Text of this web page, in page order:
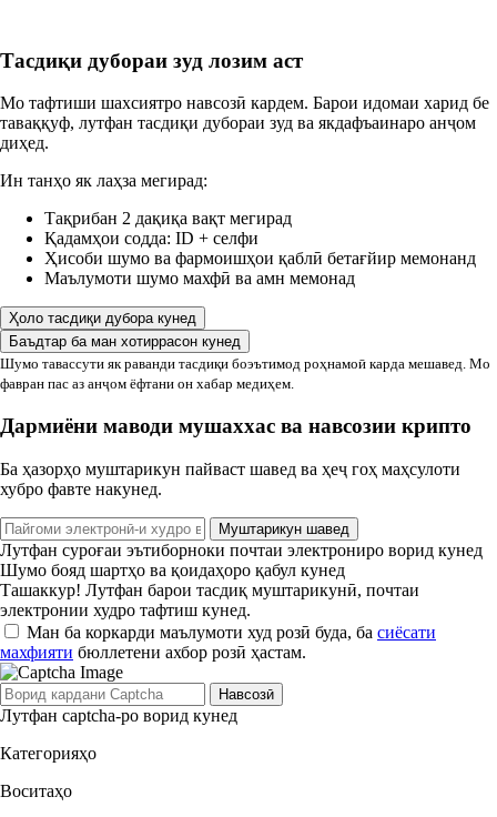
Тасдиқи дубораи зуд лозим аст
Мо тафтиши шахсиятро навсозӣ кардем. Барои идомаи харид бе
таваққуф, лутфан тасдиқи дубораи зуд ва якдафъаинаро анҷом
диҳед.
Ин танҳо як лаҳза мегирад:
Тақрибан 2 дақиқа вақт мегирад
Қадамҳои содда: ID + селфи
Ҳисоби шумо ва фармоишҳои қаблӣ бетағйир мемонанд
Маълумоти шумо махфӣ ва амн мемонад
Ҳоло тасдиқи дубора кунед
Баъдтар ба ман хотиррасон кунед
Шумо тавассути як раванди тасдиқи боэътимод роҳнамоӣ карда мешавед. Мо
фавран пас аз анҷом ёфтани он хабар медиҳем.
Дармиёни маводи мушаххас ва навсозии крипто
Ба ҳазорҳо муштарикун пайваст шавед ва ҳеҷ гоҳ маҳсулоти
хубро фавте накунед.
Муштарикун шавед
Лутфан суроғаи эътиборноки почтаи электрониро ворид кунед
Шумо бояд шартҳо ва қоидаҳоро қабул кунед
Ташаккур! Лутфан барои тасдиқ муштарикунӣ, почтаи
электронии худро тафтиш кунед.
Ман ба коркарди маълумоти худ розӣ буда, ба сиёсати
махфияти бюллетени ахбор розӣ ҳастам.
Навсозӣ
Лутфан captcha-ро ворид кунед
Категорияҳо
Воситаҳо